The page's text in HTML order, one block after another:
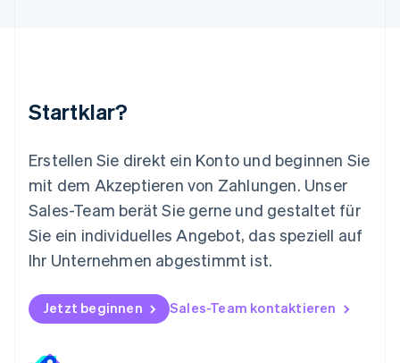
Startklar?
Erstellen Sie direkt ein Konto und beginnen Sie
mit dem Akzeptieren von Zahlungen. Unser
Sales-Team berät Sie gerne und gestaltet für
Sie ein individuelles Angebot, das speziell auf
Ihr Unternehmen abgestimmt ist.
Jetzt beginnen Sales-Team kontaktieren
Nederlands English
Norwegen
Österreich
Polen
English
Portugal
Português English
Rumänien
Schweden
Svenska English
Deutsch